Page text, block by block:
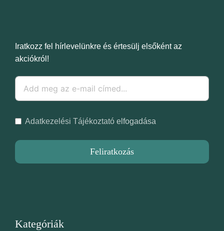
Iratkozz fel hírlevelünkre és értesülj elsőként az
akciókról!
Adatkezelési Tájékoztatóelfogadása
Feliratkozás
Kategóriák